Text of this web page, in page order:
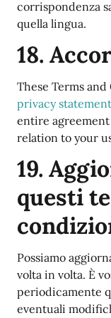
corrispondenza
quella lingua.
18.
These Terms
privacy statement
entire
relation to your
19.
questi
Possiamo
volta in volta. È
periodicamente
eventuali